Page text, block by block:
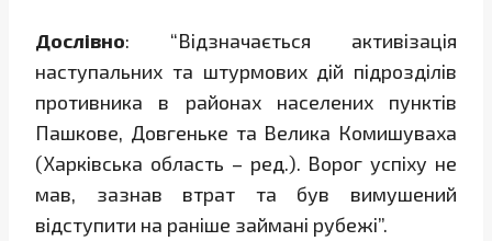
Дослівно: “Відзначається активізація
наступальних та штурмових дій підрозділів
противника в районах населених пунктів
Пашкове, Довгеньке та Велика Комишуваха
(Харківська область – ред.). Ворог успіху не
мав, зазнав втрат та був вимушений
відступити на раніше займані рубежі”.